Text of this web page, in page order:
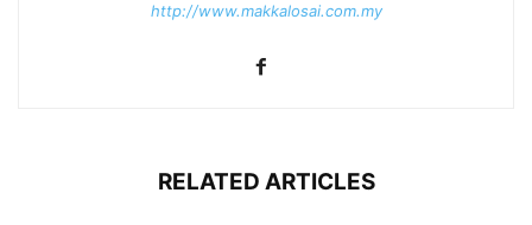
http://www.makkalosai.com.my
RELATED ARTICLES